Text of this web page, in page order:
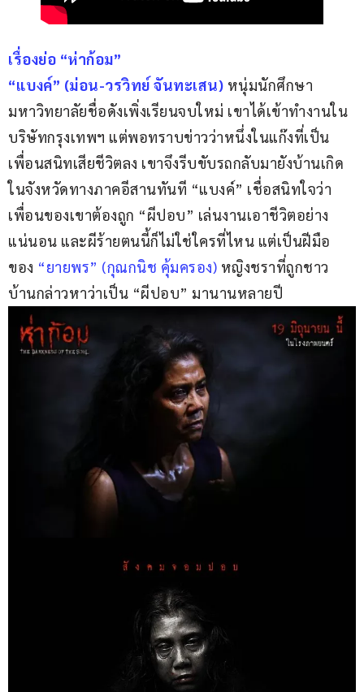
เรื่องย่อ “ห่าก้อม”
“แบงค์” (ม่อน-วรวิทย์ จันทะเสน) หนุ่มนักศึกษา
มหาวิทยาลัยชื่อดังเพิ่งเรียนจบใหม่ เขาได้เข้าทำงานใน
บริษัทกรุงเทพฯ แต่พอทราบข่าวว่าหนึ่งในแก๊งที่เป็น
เพื่อนสนิทเสียชีวิตลง เขาจึงรีบขับรถกลับมายังบ้านเกิด
ในจังหวัดทางภาคอีสานทันที “แบงค์” เชื่อสนิทใจว่า
เพื่อนของเขาต้องถูก “ผีปอบ” เล่นงานเอาชีวิตอย่าง
แน่นอน และผีร้ายตนนี้ก็ไม่ใช่ใครที่ไหน แต่เป็นฝีมือ
ของ “ยายพร” (กุณกนิช คุ้มครอง) หญิงชราที่ถูกชาว
บ้านกล่าวหาว่าเป็น “ผีปอบ” มานานหลายปี